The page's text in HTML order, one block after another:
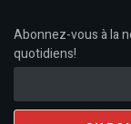
Abonnez-vous à la
quotidiens!